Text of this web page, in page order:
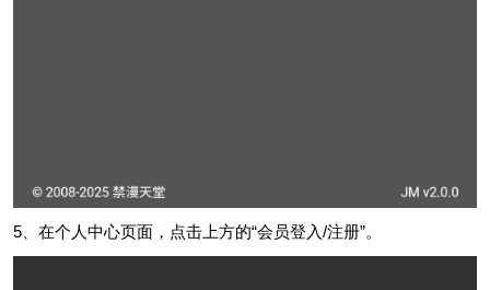
5、在个人中心页面，点击上方的“会员登入/注册”。